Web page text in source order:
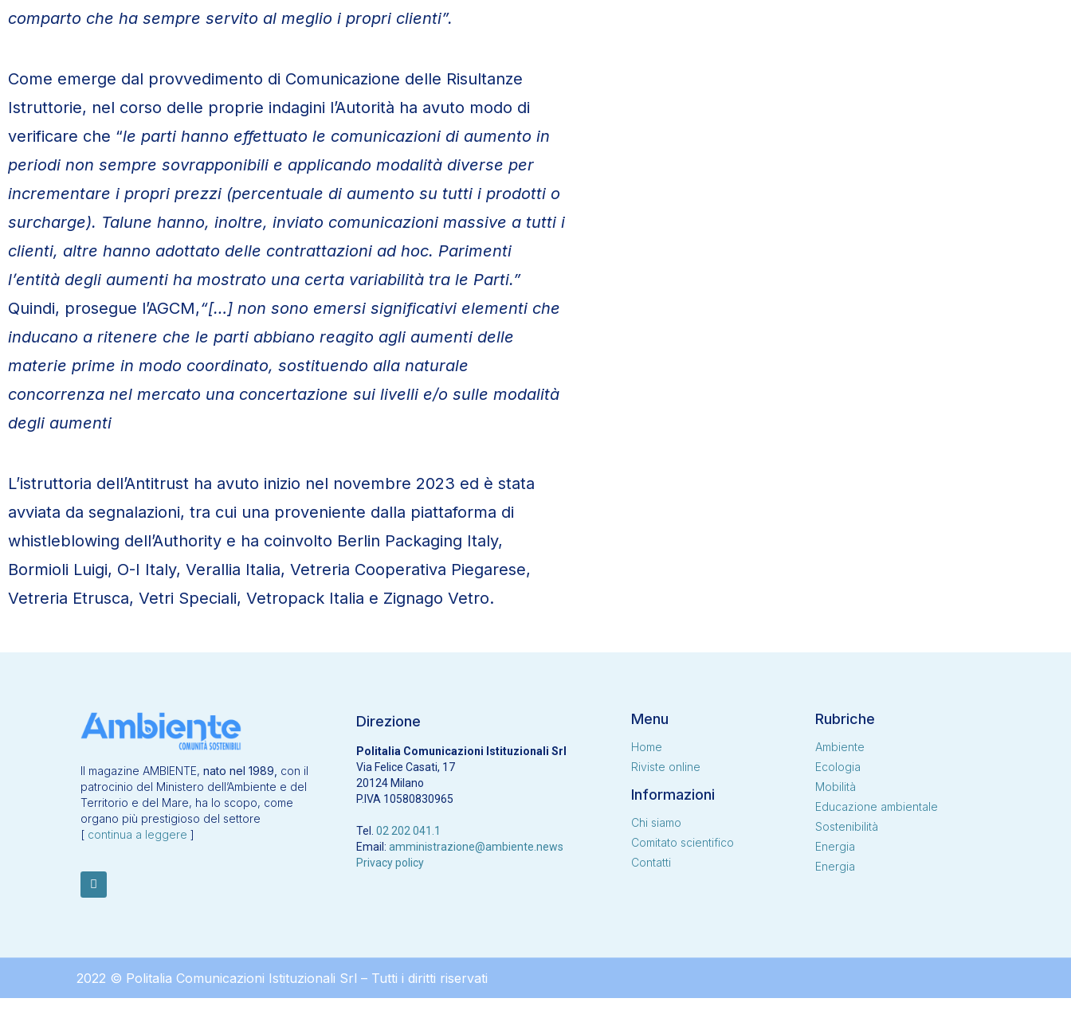
comparto che ha sempre servito al meglio i propri clienti”.
Come emerge dal provvedimento di Comunicazione delle Risultanze
Istruttorie, nel corso delle proprie indagini l’Autorità ha avuto modo di
verificare che “le parti hanno effettuato le comunicazioni di aumento in
periodi non sempre sovrapponibili e applicando modalità diverse per
incrementare i propri prezzi (percentuale di aumento su tutti i prodotti o
surcharge). Talune hanno, inoltre, inviato comunicazioni massive a tutti i
clienti, altre hanno adottato delle contrattazioni ad hoc. Parimenti
l’entità degli aumenti ha mostrato una certa variabilità tra le Parti.”
Quindi, prosegue l’AGCM,“[…] non sono emersi significativi elementi che
inducano a ritenere che le parti abbiano reagito agli aumenti delle
materie prime in modo coordinato, sostituendo alla naturale
concorrenza nel mercato una concertazione sui livelli e/o sulle modalità
degli aumenti
L’istruttoria dell’Antitrust ha avuto inizio nel novembre 2023 ed è stata
avviata da segnalazioni, tra cui una proveniente dalla piattaforma di
whistleblowing dell’Authority e ha coinvolto Berlin Packaging Italy,
Bormioli Luigi, O-I Italy, Verallia Italia, Vetreria Cooperativa Piegarese,
Vetreria Etrusca, Vetri Speciali, Vetropack Italia e Zignago Vetro.
Il magazine AMBIENTE, nato nel 1989, con il
patrocinio del Ministero dell’Ambiente e del
Territorio e del Mare, ha lo scopo, come
organo più prestigioso del settore
[ continua a leggere ]
Direzione
Politalia Comunicazioni Istituzionali Srl
Via Felice Casati, 17
20124 Milano
P.IVA 10580830965
Tel. 02 202 041.1
Email: amministrazione@ambiente.news
Privacy policy
Menu
Home
Riviste online
Informazioni
Chi siamo
Comitato scientifico
Contatti
Rubriche
Ambiente
Ecologia
Mobilità
Educazione ambientale
Sostenibilità
Energia
Energia
2022 © Politalia Comunicazioni Istituzionali Srl – Tutti i diritti riservati